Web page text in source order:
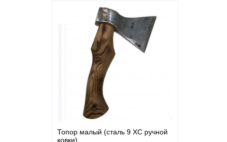
Топор малый (сталь 9 ХС ручной
ковки)